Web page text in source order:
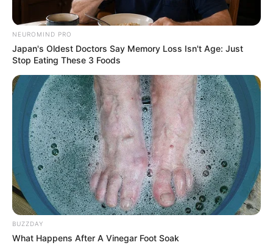
NEUROMIND PRO
Japan's Oldest Doctors Say Memory Loss Isn't Age: Just
Stop Eating These 3 Foods
BUZZDAY
What Happens After A Vinegar Foot Soak